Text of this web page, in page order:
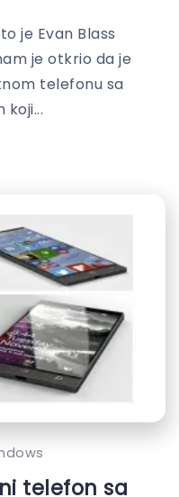
je Evan Blass
je otkrio da je
telefonu sa
telefon sa